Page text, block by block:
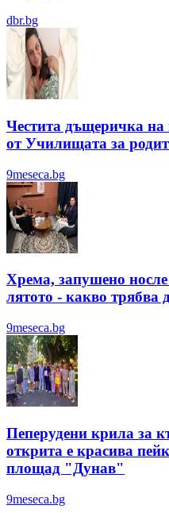
dbr.bg
Честита дъщеричка на
от Училищата за
9meseca.bg
Хрема, запушено
лятотo - какво трябва
9meseca.bg
Пеперудени крила за
открита е красива
площад "Дунав"
9meseca.bg